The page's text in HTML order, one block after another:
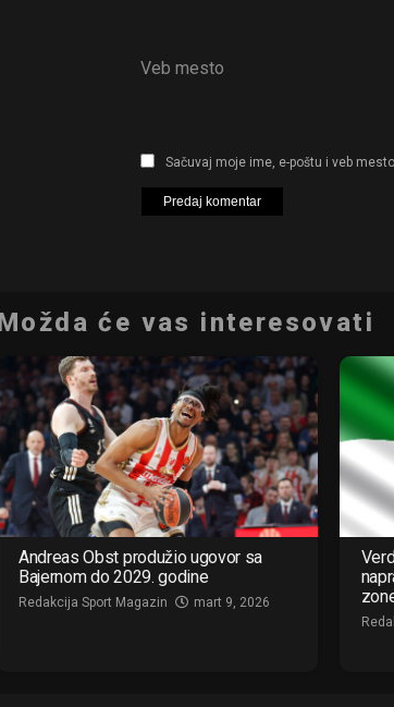
Veb mesto
Sačuvaj moje ime, e-poštu i veb
će vas interesovati
Andreas Obst produžio ugovor sa
Bajernom do 2029. godine
Redakcija Sport Magazin mart 9, 2026